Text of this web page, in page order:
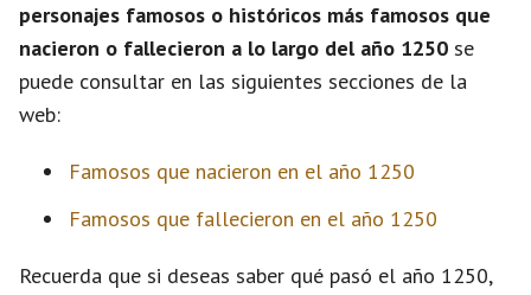
personajes famosos o históricos más famosos que
nacieron o fallecieron a lo largo del año 1250 se
puede consultar en las siguientes secciones de la
web:
Famosos que nacieron en el año 1250
Famosos que fallecieron en el año 1250
Recuerda que si deseas saber qué pasó el año 1250,